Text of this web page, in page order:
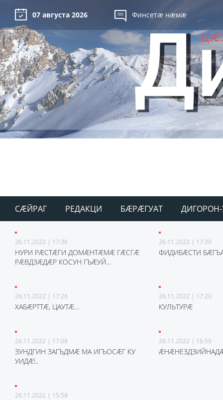
07 августа 2026 Финсетæ нæмæ
СÆЙРАГ РЕДАКЦИ БÆРÆГУАТ ДИГОРОН-
26.11.2022 | 17:36
НУРИ РÆСТÆГИ ДОМÆНТÆМÆ ГÆСГÆ
РÆВДЗÆДÆР КОСУН ГЪÆУЙ…
26.11.2022 | 17:30
ФИДИБÆСТИ
26.11.2022 | 17:26
ХАБÆРТТÆ, ЦАУТÆ…
26.11.2022 | 17:20
КУЛЬТУРÆ
26.11.2022 | 17:08
ЗУНДГИН ЗАГЪДМÆ МА ИГЪОСÆГ КУ
УИДÆ!..
26.11.2022 | 16:59
26.11.2022 | 15:58